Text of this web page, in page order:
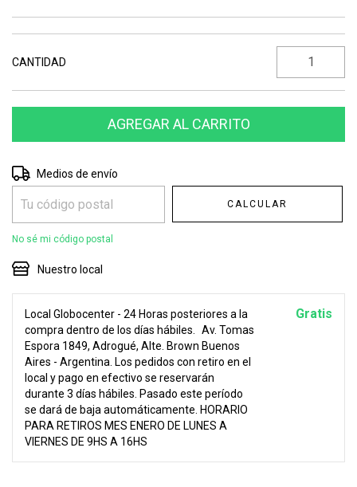
CANTIDAD
Entregas para el CP:
Medios de envío
CALCULAR
No sé mi código postal
Nuestro local
Local Globocenter - 24 Horas posteriores a la
compra dentro de los días hábiles.
Av. Tomas
Espora 1849, Adrogué, Alte. Brown Buenos
Aires - Argentina. Los pedidos con retiro en el
local y pago en efectivo se reservarán
durante 3 días hábiles. Pasado este período
se dará de baja automáticamente. HORARIO
PARA RETIROS MES ENERO DE LUNES A
VIERNES DE 9HS A 16HS
Gratis